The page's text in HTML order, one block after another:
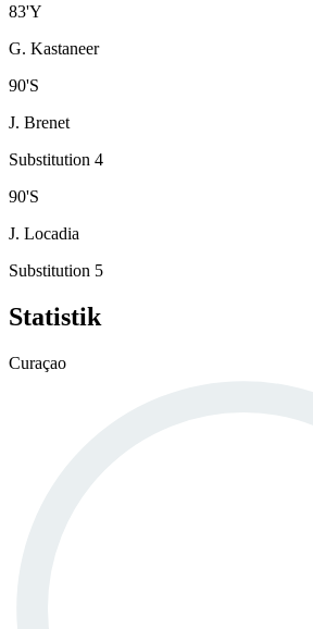
83'Y
G. Kastaneer
90'S
J. Brenet
Substitution 4
90'S
J. Locadia
Substitution 5
Statistik
Curaçao